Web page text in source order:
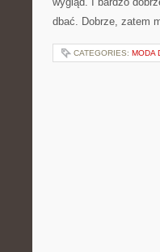
dbać. Dobrze, zatem
CATEGORIES: MODA